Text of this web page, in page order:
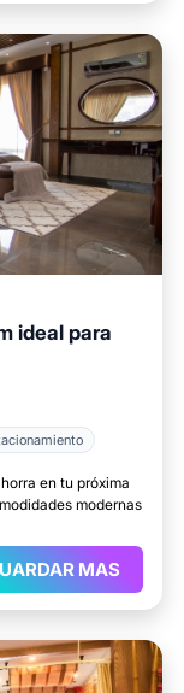
ideal para
en tu próxima
modernas
MAS